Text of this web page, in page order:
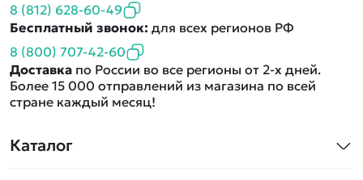
Каталог
8 (812) 628-60-49
Бесплатный звонок: для всех регионов РФ
8 (800) 707-42-60
Доставка по России во все регионы от 2-х дней.
Более 15 000 отправлений из магазина по всей
стране каждый месяц!